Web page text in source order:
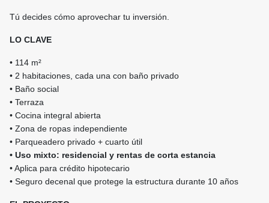
Tú decides cómo aprovechar tu inversión.
LO CLAVE
• 114 m²
• 2 habitaciones, cada una con baño privado
• Baño social
• Terraza
• Cocina integral abierta
• Zona de ropas independiente
• Parqueadero privado + cuarto útil
• Uso mixto: residencial y rentas de corta estancia
• Aplica para crédito hipotecario
• Seguro decenal que protege la estructura durante 10 años